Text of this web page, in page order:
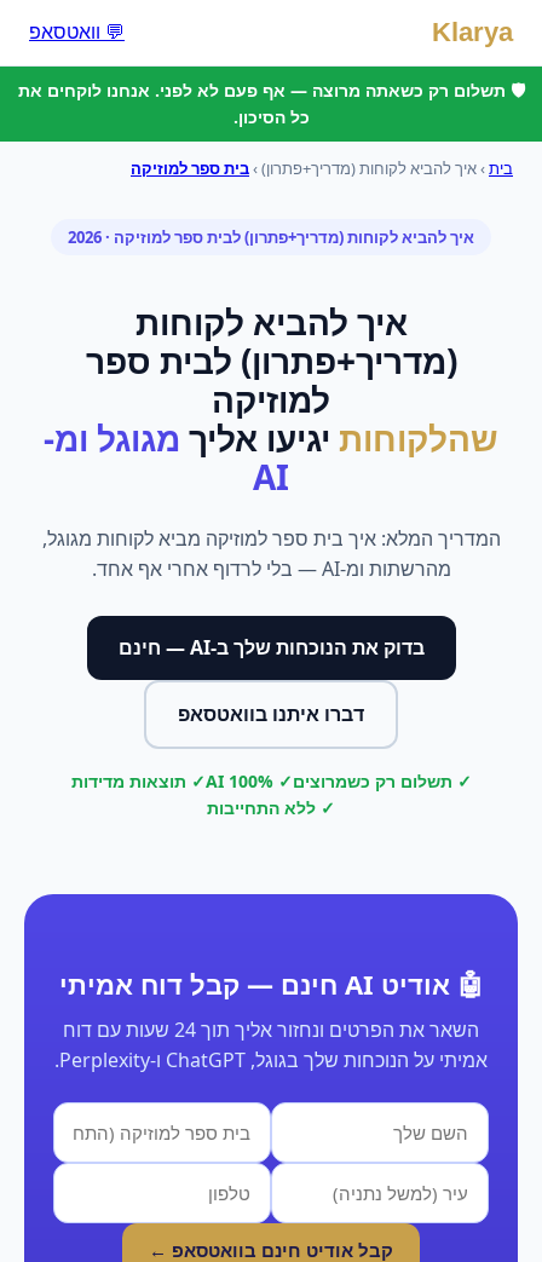
Klarya 💬 וואטסאפ
🛡️ תשלום רק כשאתה מרוצה — אף פעם לא לפני. אנחנו לוקחים את
כל הסיכון.
בית›איך להביא לקוחות (מדריך+פתרון)›בית ספר למוזיקה
איך להביא לקוחות (מדריך+פתרון)לבית ספר למוזיקה · 2026
איך להביא לקוחות
(מדריך+פתרון) לבית ספר
למוזיקה
שהלקוחות יגיעו אליך מגוגל ומ-
AI
המדריך המלא: איך בית ספר למוזיקה מביא לקוחות מגוגל,
מהרשתות ומ-AI — בלי לרדוף אחרי אף אחד.
בדוק את הנוכחות שלך ב-AI — חינם
דברו איתנו בוואטסאפ
✓ תשלום רק כשמרוצים✓ 100% AI
✓ תוצאות מדידות
✓ ללא התחייבות
🤖 אודיט AI חינם — קבל דוח אמיתי
השאר את הפרטים ונחזור אליך תוך 24 שעות עם דוח
אמיתי על הנוכחות שלך בגוגל, ChatGPT ו-Perplexity.
קבל אודיט חינם בוואטסאפ ←